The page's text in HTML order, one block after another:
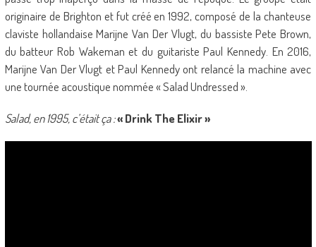
originaire de Brighton et fut créé en 1992, composé de la chanteuse
claviste hollandaise Marijne Van Der Vlugt, du bassiste Pete Brown,
du batteur Rob Wakeman et du guitariste Paul Kennedy. En 2016,
Marijne Van Der Vlugt et Paul Kennedy ont relancé la machine avec
une tournée acoustique nommée « Salad Undressed ».
Salad, en 1995, c’était ça :« Drink The Elixir »